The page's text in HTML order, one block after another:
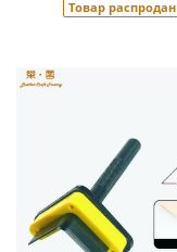
Товар распродан